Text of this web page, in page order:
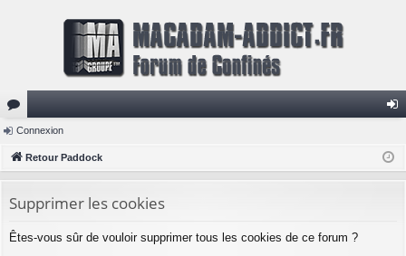
or
u
s
ne
Connexion
Retour Paddock
Supprimer les cookies
Êtes-vous sûr de vouloir supprimer tous les cookies de ce forum ?